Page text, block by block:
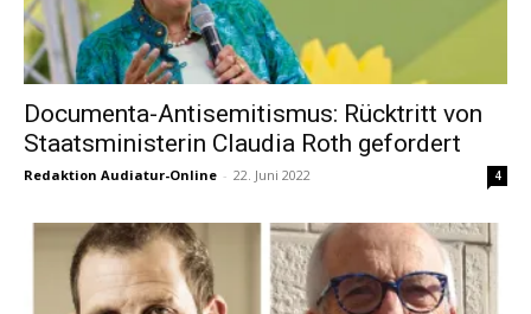
Documenta-Antisemitismus: Rücktritt von
Staatsministerin Claudia Roth gefordert
Redaktion Audiatur-Online - 22. Juni 2022 4